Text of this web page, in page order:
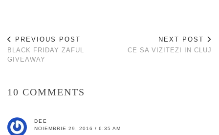
PREVIOUS POST
BLACK FRIDAY ZAFUL
GIVEAWAY
NEXT POST
CE SA VIZITEZI IN CLUJ
10 COMMENTS
DEE
NOIEMBRIE 29, 2016 / 6:35 AM